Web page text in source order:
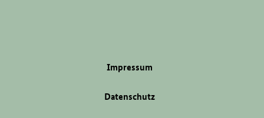
Impressum
Datenschutz